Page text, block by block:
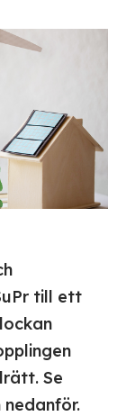
till ett
Se